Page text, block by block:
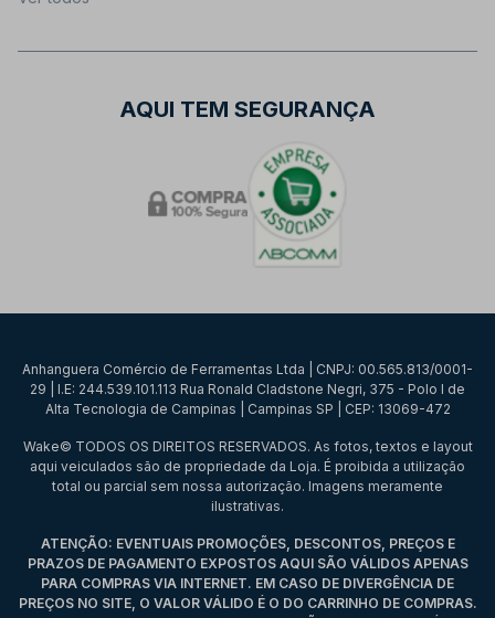
AQUI TEM SEGURANÇA
Anhanguera Comércio de Ferramentas Ltda | CNPJ: 00.565.813/0001-
29 | I.E: 244.539.101.113 Rua Ronald Cladstone Negri, 375 - Polo I de
Alta Tecnologia de Campinas | Campinas SP | CEP: 13069-472
Wake© TODOS OS DIREITOS RESERVADOS. As fotos, textos e layout
aqui veiculados são de propriedade da Loja. É proibida a utilização
total ou parcial sem nossa autorização. Imagens meramente
ilustrativas.
ATENÇÃO: EVENTUAIS PROMOÇÕES, DESCONTOS, PREÇOS E
PRAZOS DE PAGAMENTO EXPOSTOS AQUI SÃO VÁLIDOS APENAS
PARA COMPRAS VIA INTERNET. EM CASO DE DIVERGÊNCIA DE
PREÇOS NO SITE, O VALOR VÁLIDO É O DO CARRINHO DE COMPRAS.